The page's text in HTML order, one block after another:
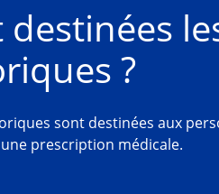
?
sont destinées aux
prescription médicale.